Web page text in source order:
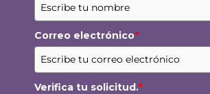
Correo electrónico*
Verifica tu solicitud.*